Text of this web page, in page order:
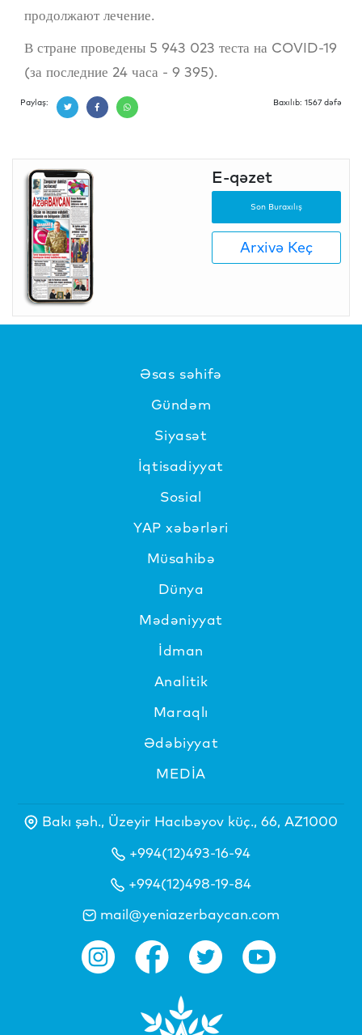
продолжают лечение.
В стране проведены 5 943 023 теста на COVID-19
(за последние 24 часа - 9 395).
Paylaş: Baxılıb: 1567 dəfə
E-qəzet
Son Buraxılış
Arxivə Keç
Əsas səhifə
Gündəm
Siyasət
İqtisadiyyat
Sosial
YAP xəbərləri
Müsahibə
Dünya
Mədəniyyat
İdman
Analitik
Maraqlı
Ədəbiyyat
MEDİA
Bakı şəh., Üzeyir Hacıbəyov küç., 66, AZ1000
+994(12)493-16-94
+994(12)498-19-84
mail@yeniazerbaycan.com